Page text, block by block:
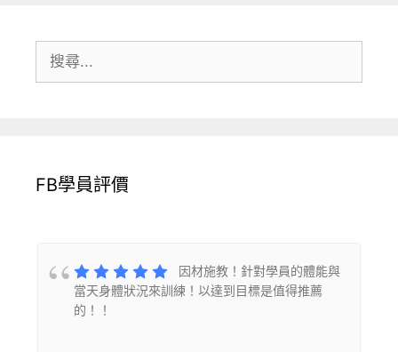
尋:
FB學員評價
因材施教！針對學員的體能與
當天身體狀況來訓練！以達到目標是值得推薦
的！！